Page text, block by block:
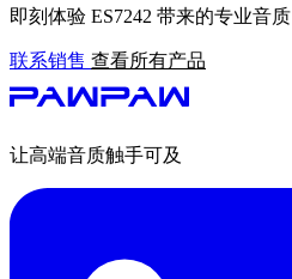
即刻体验 ES7242 带来的专业音质
联系销售 查看所有产品
让高端音质触手可及